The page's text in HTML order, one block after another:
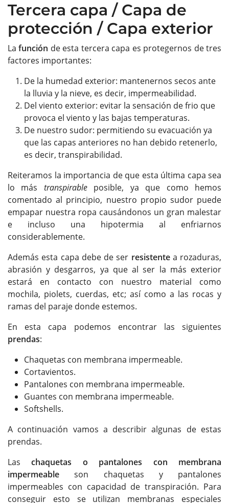
Tercera capa / Capa de
protección / Capa exterior
Lafunción de esta tercera capa es protegernos de tres
factores importantes:
De la humedad exterior: mantenernos secos ante
la lluvia y la nieve, es decir, impermeabilidad.
Del viento exterior: evitar la sensación de frio que
provoca el viento y las bajas temperaturas.
De nuestro sudor: permitiendo su evacuación ya
que las capas anteriores no han debido retenerlo,
es decir, transpirabilidad.
Reiteramos la importancia de que esta última capa sea
lo más transpirable posible, ya que como hemos
comentado al principio, nuestro propio sudor puede
empapar nuestra ropa causándonos un gran malestar
e incluso una hipotermia al enfriarnos
considerablemente.
Además esta capa debe de ser resistente a rozaduras,
abrasión y desgarros, ya que al ser la más exterior
estará en contacto con nuestro material como
mochila, piolets, cuerdas, etc; así como a las rocas y
ramas del paraje donde estemos.
En esta capa podemos encontrar las siguientes
prendas:
Chaquetas con membrana impermeable.
Cortavientos.
Pantalones con membrana impermeable.
Guantes con membrana impermeable.
Softshells.
A continuación vamos a describir algunas de estas
prendas.
Laschaquetas o pantalones con membrana
impermeable son chaquetas y pantalones
impermeables con capacidad de transpiración. Para
conseguir esto se utilizan membranas especiales